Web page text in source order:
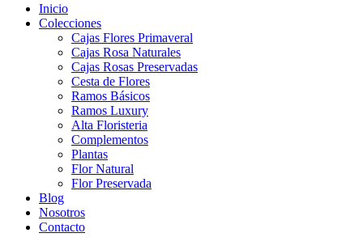
Inicio
Colecciones
Cajas Flores Primaveral
Cajas Rosa Naturales
Cajas Rosas Preservadas
Cesta de Flores
Ramos Básicos
Ramos Luxury
Alta Floristeria
Complementos
Plantas
Flor Natural
Flor Preservada
Blog
Nosotros
Contacto